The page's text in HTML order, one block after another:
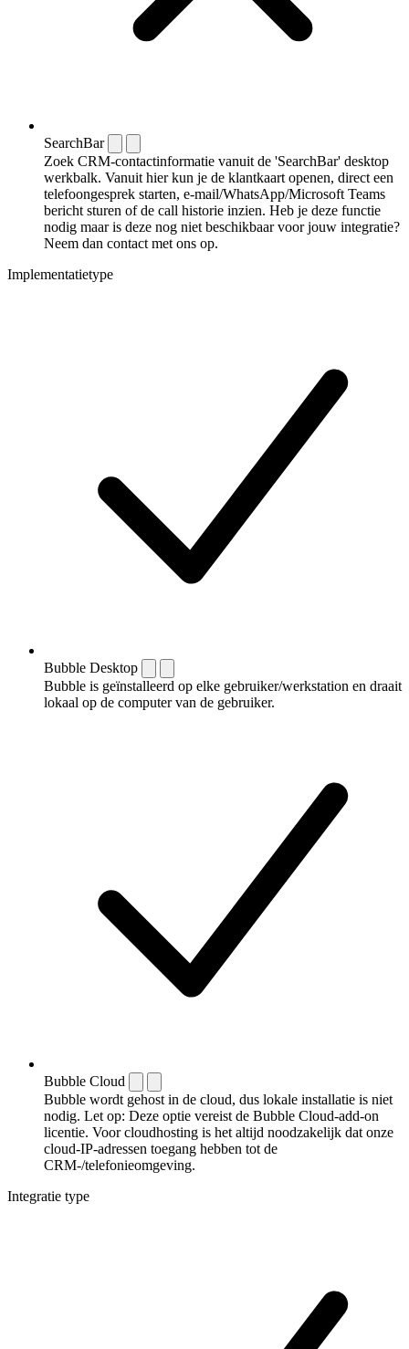
SearchBar
Zoek CRM-contactinformatie vanuit de 'SearchBar' desktop
werkbalk. Vanuit hier kun je de klantkaart openen, direct een
telefoongesprek starten, e-mail/WhatsApp/Microsoft Teams
bericht sturen of de call historie inzien. Heb je deze functie
nodig maar is deze nog niet beschikbaar voor jouw integratie?
Neem dan contact met ons op.
Implementatietype
Bubble Desktop
Bubble is geïnstalleerd op elke gebruiker/werkstation en draait
lokaal op de computer van de gebruiker.
Bubble Cloud
Bubble wordt gehost in de cloud, dus lokale installatie is niet
nodig. Let op: Deze optie vereist de Bubble Cloud-add-on
licentie. Voor cloudhosting is het altijd noodzakelijk dat onze
cloud-IP-adressen toegang hebben tot de
CRM-/telefonieomgeving.
Integratie type